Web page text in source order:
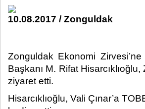
10.08.2017 / Zonguldak
Zonguldak Ekonomi
Başkanı M. Rifat
ziyaret etti.​
Hisarcıklıoğlu, Vali Çınar’a